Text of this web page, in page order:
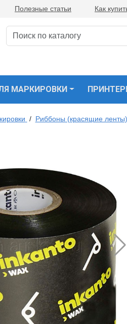
Полезные статьи Как
МАРКИРОВКИ
/ Риббоны (красящие ленты)